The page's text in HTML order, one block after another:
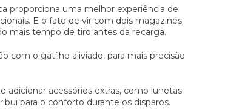
proporciona uma melhor experiência de
E o fato de vir com dois magazines
mais tempo de tiro antes da recarga.
com o gatílho aliviado, para mais precisão
adicionar acessórios extras, como lunetas
para o conforto durante os disparos.